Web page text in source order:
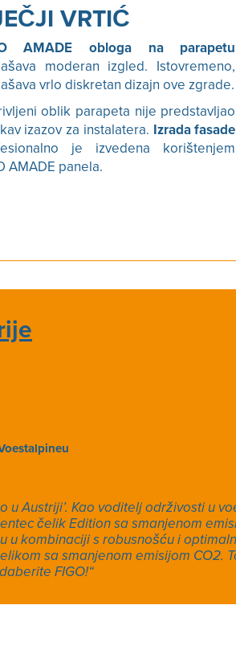
VRTIĆ
AMADE obloga na parapetu
moderan izgled. Istovremeno,
vrlo diskretan dizajn ove zgrade.
oblik parapeta nije predstavljao
izazov za instalatera. Izrada fasade
je izvedena korištenjem
AMADE panela.
Austriji’. Kao voditelj održivosti u
čelik Edition sa smanjenom
kombinaciji s robusnošću i
sa smanjenom emisijom CO2.
FIGO!“